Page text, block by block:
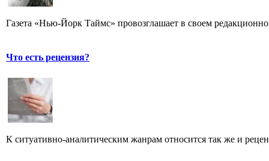
Газета «Нью-Йорк Таймс» провозглашает в своем
Что есть рецензия?
К ситуативно-аналитическим жанрам относится так же и